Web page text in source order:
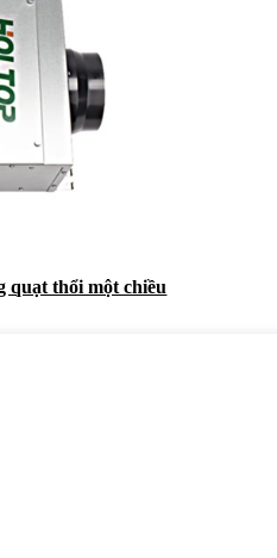
quạt thổi một chiều